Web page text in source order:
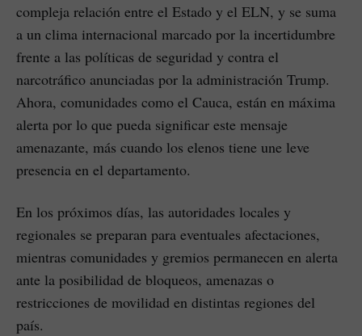
compleja relación entre el Estado y el ELN, y se suma
a un clima internacional marcado por la incertidumbre
frente a las políticas de seguridad y contra el
narcotráfico anunciadas por la administración Trump.
Ahora, comunidades como el Cauca, están en máxima
alerta por lo que pueda significar este mensaje
amenazante, más cuando los elenos tiene une leve
presencia en el departamento.
En los próximos días, las autoridades locales y
regionales se preparan para eventuales afectaciones,
mientras comunidades y gremios permanecen en alerta
ante la posibilidad de bloqueos, amenazas o
restricciones de movilidad en distintas regiones del
país.